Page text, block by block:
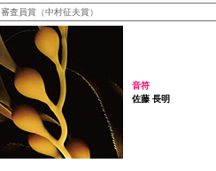
審査員賞（中村征夫賞）
音符
佐藤 長明